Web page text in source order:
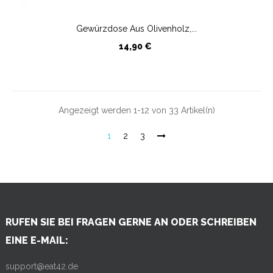
Gewürzdose Aus Olivenholz,...
Preis
14,90 €
Angezeigt werden 1-12 von 33 Artikel(n)
1 2 3
RUFEN SIE BEI FRAGEN GERNE AN ODER SCHREIBEN
EINE E-MAIL:
support@eat42.de